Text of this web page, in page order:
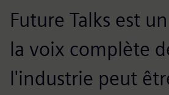
Future Talks est
la voix complète
l'industrie peut